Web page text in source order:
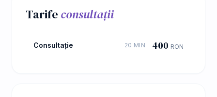
Tarife consultații
Consultație 20 MIN 400 RON